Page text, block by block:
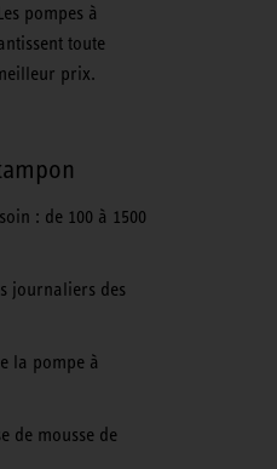
pompes à
toute
prix.
: de 100 à 1500
journaliers des
la pompe à
de mousse de